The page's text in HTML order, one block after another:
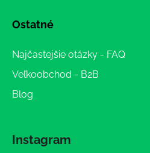
Ostatné
Najčastejšie otázky - FAQ
Veľkoobchod - B2B
Blog
Instagram